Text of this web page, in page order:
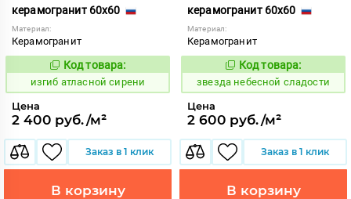
керамогранит 60x60
Материал:
Керамогранит
577464
Код товара:
изгиб атласной сирени
Цена
2 400 руб./м²
Заказ в 1 клик
В корзину
керамогранит 60x60
Материал:
Керамогранит
445470
Код товара:
звезда небесной сладости
Цена
2 600 руб./м²
Заказ в 1 клик
В корзину